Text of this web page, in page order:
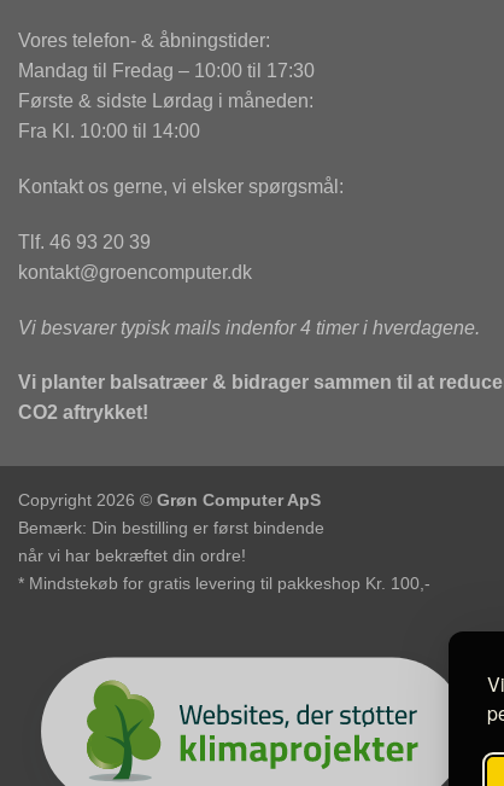
Vores telefon- & åbningstider:
Mandag til Fredag – 10:00 til 17:30
Første & sidste Lørdag i måneden:
Fra Kl. 10:00 til 14:00
Kontakt os gerne, vi elsker spørgsmål:
Tlf. 46 93 20 39
kontakt@groencomputer.dk
Vi besvarer typisk mails indenfor 4 timer i hverdagene.
Vi planter balsatræer & bidrager sammen til at
CO2 aftrykket!
Copyright 2026 © Grøn Computer ApS
Bemærk: Din bestilling er først bindende
når vi har bekræftet din ordre!
* Mindstekøb for gratis levering til pakkeshop Kr. 100,-